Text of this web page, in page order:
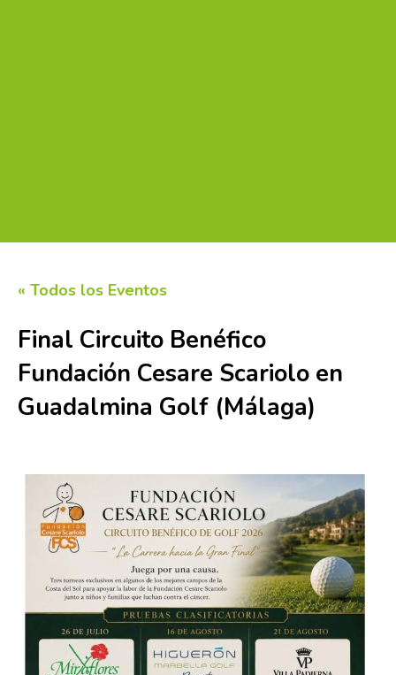
« Todos los Eventos
Final Circuito Benéfico
Fundación Cesare Scariolo en
Guadalmina Golf (Málaga)